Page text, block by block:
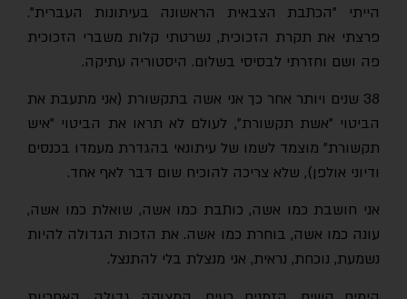
הייתי "הכתבת הצבאית הראשונה בעיתונות העברית".
פרצתי את תקרת הזכוכית, נשרטתי קלות משברי הזכוכית
פה ושם וחזרתי לבסיסי בשלום. היסטוריה עתיקה.
38 שנים ויותר אחר כך אני אשה בתקשורת (אני מתעבת את
הביטוי "אשת תקשורת", לעולם לא תראו את הביטוי "איש
תקשורת" מוצמד לשמו של עיתונאי בהגדרת מעמדו בכנסים
ודיוני אולפן), שלא צריכה להוכיח שום דבר לאף אחד.
אני חושבת כמו אשה, כותבת כמו אשה, שואלת כמו אשה,
עונה כמו אשה, בוחרת כמו אשה. את הזכות הגדולה להיות
נשמעת, נוכחת, נראית, אני מנצלת בלי להתנצל.